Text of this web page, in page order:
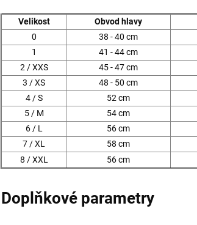
Velikost Obvod hlavy
0
38 - 40 cm
1
41 - 44 cm
2 / XXS
45 - 47 cm
3 / XS
48 - 50 cm
4 / S
52 cm
5 / M
54 cm
6 / L
56 cm
7 / XL
58 cm
8 / XXL
56 cm
Doplňkové parametry